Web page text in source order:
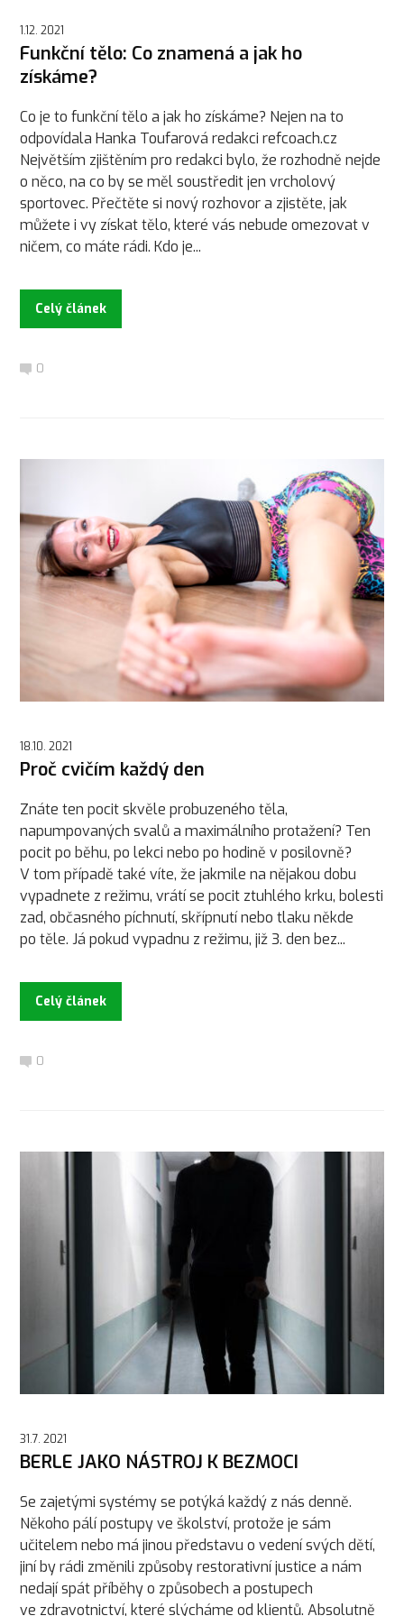
1.12. 2021
Funkční tělo: Co znamená a jak ho
získáme?
Co je to funkční tělo a jak ho získáme? Nejen na to
odpovídala Hanka Toufarová redakci refcoach.cz
Největším zjištěním pro redakci bylo, že rozhodně nejde
o něco, na co by se měl soustředit jen vrcholový
sportovec. Přečtěte si nový rozhovor a zjistěte, jak
můžete i vy získat tělo, které vás nebude omezovat v
ničem, co máte rádi. Kdo je...
Celý článek
0
18.10. 2021
Proč cvičím každý den
Znáte ten pocit skvěle probuzeného těla,
napumpovaných svalů a maximálního protažení? Ten
pocit po běhu, po lekci nebo po hodině v posilovně?
V tom případě také víte, že jakmile na nějakou dobu
vypadnete z režimu, vrátí se pocit ztuhlého krku, bolesti
zad, občasného píchnutí, skřípnutí nebo tlaku někde
po těle. Já pokud vypadnu z režimu, již 3. den bez...
Celý článek
0
31.7. 2021
BERLE JAKO NÁSTROJ K BEZMOCI
Se zajetými systémy se potýká každý z nás denně.
Někoho pálí postupy ve školství, protože je sám
učitelem nebo má jinou představu o vedení svých dětí,
jiní by rádi změnili způsoby restorativní justice a nám
nedají spát příběhy o způsobech a postupech
ve zdravotnictví, které slýcháme od klientů. Absolutně